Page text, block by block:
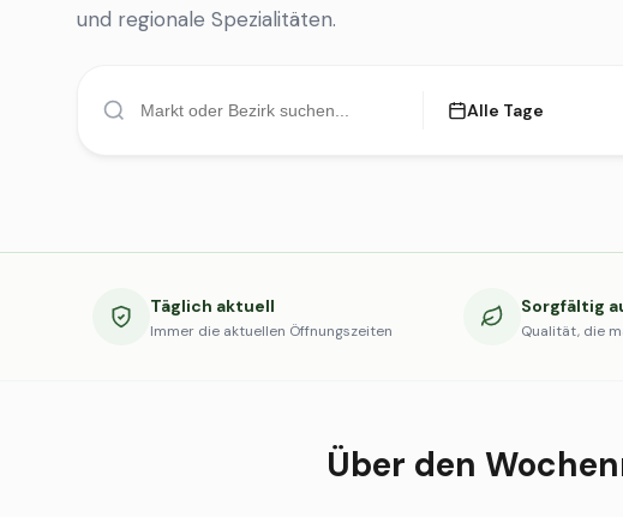
und regionale Spezialitäten.
Alle Tage
Täglich aktuell
Immer die aktuellen Öffnungszeiten
Sorgfältig
Qualität, die
Über den